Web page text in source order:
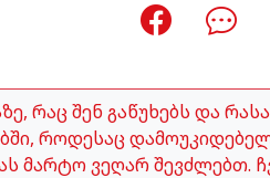
რაც შენ გაწუხებს და
როდესაც
მარტო ვეღარ